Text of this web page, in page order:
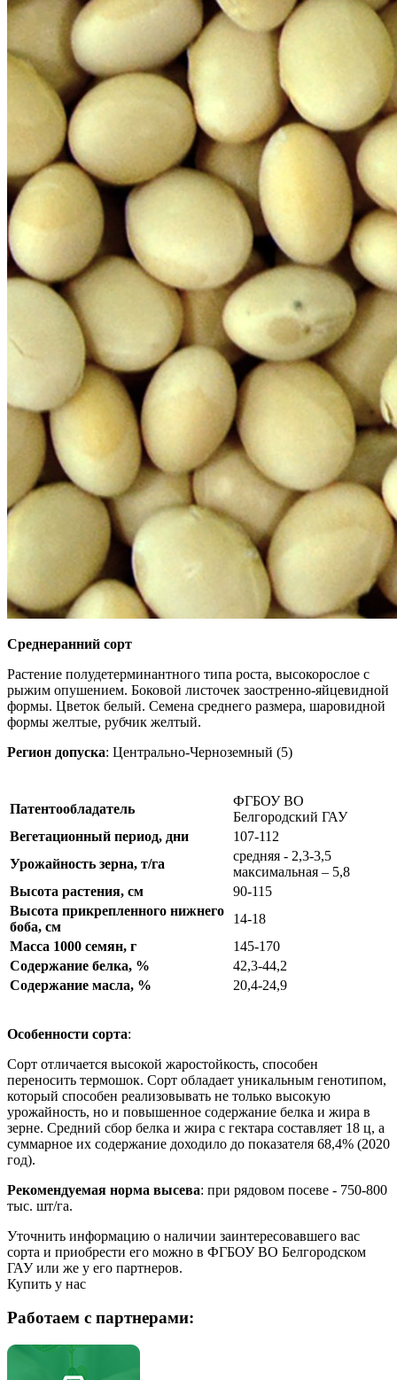
Среднеранний сорт
Растение полудетерминантного типа роста, высокорослое с
рыжим опушением. Боковой листочек заостренно-яйцевидной
формы. Цветок белый. Семена среднего размера, шаровидной
формы желтые, рубчик желтый.
Регион допуска: Центрально-Черноземный (5)
Патентообладатель
ФГБОУ ВО
Белгородский ГАУ
Вегетационный период, дни
107-112
Урожайность зерна, т/га
средняя - 2,3-3,5
максимальная – 5,8
Высота растения, см
90-115
Высота прикрепленного нижнего
боба, см
14-18
Масса 1000 семян, г
145-170
Содержание белка, %
42,3-44,2
Содержание масла, %
20,4-24,9
Особенности сорта:
Сорт отличается высокой жаростойкость, способен
переносить термошок. Сорт обладает уникальным генотипом,
который способен реализовывать не только высокую
урожайность, но и повышенное содержание белка и жира в
зерне. Средний сбор белка и жира с гектара составляет 18 ц, а
суммарное их содержание доходило до показателя 68,4% (2020
год).
Рекомендуемая норма высева: при рядовом посеве - 750-800
тыс. шт/га.
Уточнить информацию о наличии заинтересовавшего вас
сорта и приобрести его можно в ФГБОУ ВО Белгородском
ГАУ или же у его партнеров.
Купить у нас
Работаем с партнерами: